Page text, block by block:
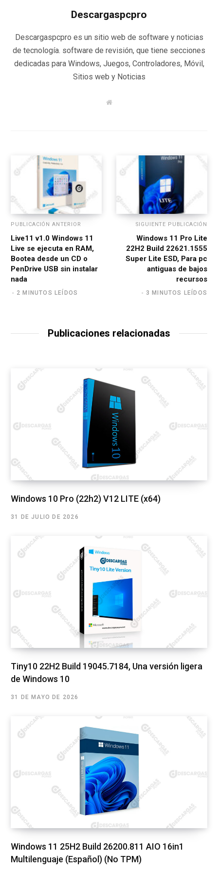
Descargaspcpro
Descargaspcpro es un sitio web de software y noticias
de tecnología. software de revisión, que tiene secciones
dedicadas para Windows, Juegos, Controladores, Móvil,
Sitios web y Noticias
W
PUBLICACIÓN ANTERIOR
Live11 v1.0 Windows 11
Live se ejecuta en RAM,
Bootea desde un CD o
PenDrive USB sin instalar
nada
2 MINUTOS LEÍDOS
SIGUIENTE PUBLICACIÓN
Windows 11 Pro Lite
22H2 Build 22621.1555
Super Lite ESD, Para pc
antiguas de bajos
recursos
3 MINUTOS LEÍDOS
Publicaciones relacionadas
Windows 10 Pro (22h2) V12 LITE (x64)
31 DE JULIO DE 2026
Tiny10 22H2 Build 19045.7184, Una versión ligera
de Windows 10
31 DE MAYO DE 2026
Windows 11 25H2 Build 26200.811 AIO 16in1
Multilenguaje (Español) (No TPM)